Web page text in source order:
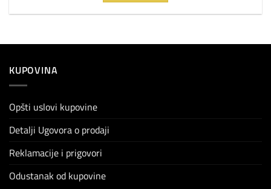
KUPOVINA
Opšti uslovi kupovine
Detalji Ugovora o prodaji
Reklamacije i prigovori
Odustanak od kupovine